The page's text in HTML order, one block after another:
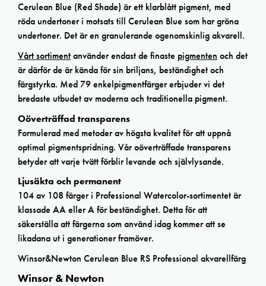
Cerulean Blue (Red Shade) är ett klarblått pigment, med
röda undertoner i motsats till Cerulean Blue som har gröna
undertoner. Det är en granulerande ogenomskinlig akvarell.
Vårt sortimentanvänder endast de finaste pigmenten och det
är därför de är kända för sin briljans, beständighet och
färgstyrka. Med 79 enkelpigmentfärger erbjuder vi det
bredaste utbudet av moderna och traditionella pigment.
Oöverträffad transparens
Formulerad med metoder av högsta kvalitet för att uppnå
optimal pigmentspridning. Vår oöverträffade transparens
betyder att varje tvätt förblir levande och självlysande.
Ljusäkta och permanent
104 av 108 färger i Professional Watercolor-sortimentet är
klassade AA eller A för beständighet. Detta för att
säkerställa att färgerna som använd idag kommer att se
likadana ut i generationer framöver.
Winsor&Newton Cerulean Blue RS Professional akvarellfärg
Winsor & Newton